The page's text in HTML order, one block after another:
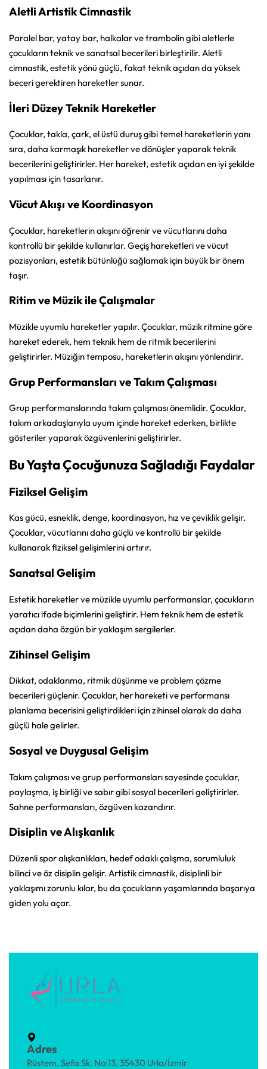
Aletli Artistik Cimnastik
Paralel bar, yatay bar, halkalar ve trambolin gibi aletlerle
çocukların teknik ve sanatsal becerileri birleştirilir. Aletli
cimnastik, estetik yönü güçlü, fakat teknik açıdan da yüksek
beceri gerektiren hareketler sunar.
İleri Düzey Teknik Hareketler
Çocuklar, takla, çark, el üstü duruş gibi temel hareketlerin yanı
sıra, daha karmaşık hareketler ve dönüşler yaparak teknik
becerilerini geliştirirler. Her hareket, estetik açıdan en iyi şekilde
yapılması için tasarlanır.
Vücut Akışı ve Koordinasyon
Çocuklar, hareketlerin akışını öğrenir ve vücutlarını daha
kontrollü bir şekilde kullanırlar. Geçiş hareketleri ve vücut
pozisyonları, estetik bütünlüğü sağlamak için büyük bir önem
taşır.
Ritim ve Müzik ile Çalışmalar
Müzikle uyumlu hareketler yapılır. Çocuklar, müzik ritmine göre
hareket ederek, hem teknik hem de ritmik becerilerini
geliştirirler. Müziğin temposu, hareketlerin akışını yönlendirir.
Grup Performansları ve Takım Çalışması
Grup performanslarında takım çalışması önemlidir. Çocuklar,
takım arkadaşlarıyla uyum içinde hareket ederken, birlikte
gösteriler yaparak özgüvenlerini geliştirirler.
Bu Yaşta Çocuğunuza Sağladığı Faydalar
Fiziksel Gelişim
Kas gücü, esneklik, denge, koordinasyon, hız ve çeviklik gelişir.
Çocuklar, vücutlarını daha güçlü ve kontrollü bir şekilde
kullanarak fiziksel gelişimlerini artırır.
Sanatsal Gelişim
Estetik hareketler ve müzikle uyumlu performanslar, çocukların
yaratıcı ifade biçimlerini geliştirir. Hem teknik hem de estetik
açıdan daha özgün bir yaklaşım sergilerler.
Zihinsel Gelişim
Dikkat, odaklanma, ritmik düşünme ve problem çözme
becerileri güçlenir. Çocuklar, her hareketi ve performansı
planlama becerisini geliştirdikleri için zihinsel olarak da daha
güçlü hale gelirler.
Sosyal ve Duygusal Gelişim
Takım çalışması ve grup performansları sayesinde çocuklar,
paylaşma, iş birliği ve sabır gibi sosyal becerileri geliştirirler.
Sahne performansları, özgüven kazandırır.
Disiplin ve Alışkanlık
Düzenli spor alışkanlıkları, hedef odaklı çalışma, sorumluluk
bilinci ve öz disiplin gelişir. Artistik cimnastik, disiplinli bir
yaklaşımı zorunlu kılar, bu da çocukların yaşamlarında başarıya
giden yolu açar.
Adres
Rüstem, Sefa Sk. No:13, 35430 Urla/İzmir